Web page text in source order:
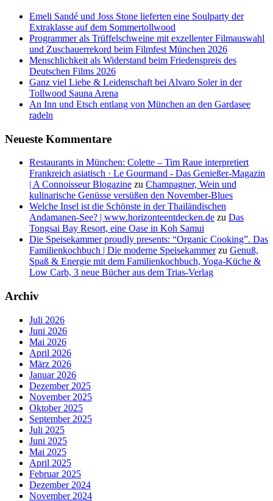
Emeli Sandé und Joss Stone lieferten eine Soulparty der
Extraklasse auf dem Sommertollwood
Programmer als Trüffelschweine mit exzellenter Filmauswahl
und Zuschauerrekord beim Filmfest München 2026
Menschlichkeit als Widerstand beim Friedenspreis des
Deutschen Films 2026
Ganz viel Liebe & Leidenschaft bei Alvaro Soler in der
Tollwood Sauna Arena
An Inn und Etsch entlang von München an den Gardasee
radeln
Neueste Kommentare
Restaurants in München: Colette – Tim Raue interpretiert
Frankreich asiatisch · Le Gourmand - Das Genießer-Magazin
| A Connoisseur Blogazine zu Champagner, Wein und
kulinarische Genüsse versüßen den November-Blues
Welche Insel ist die Schönste in der Thailändischen
Andamanen-See? | www.horizonteentdecken.de zu Das
Tongsai Bay Resort, eine Oase in Koh Samui
Die Speisekammer proudly presents: “Organic Cooking”. Das
Familienkochbuch | Die moderne Speisekammerzu Genuß,
Spaß & Energie mit dem Familienkochbuch, Yoga-Küche &
Low Carb, 3 neue Bücher aus dem Trias-Verlag
Archiv
Juli 2026
Juni 2026
Mai 2026
April 2026
März 2026
Januar 2026
Dezember 2025
November 2025
Oktober 2025
September 2025
Juli 2025
Juni 2025
Mai 2025
April 2025
Februar 2025
Dezember 2024
November 2024